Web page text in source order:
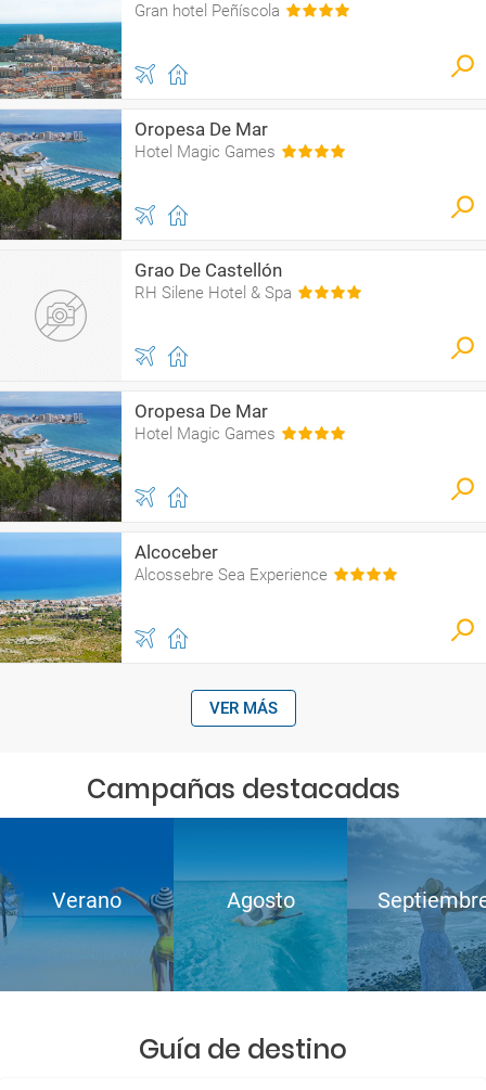
Gran hotel Peñíscola
Oropesa De Mar
Hotel Magic Games
Grao De Castellón
RH Silene Hotel & Spa
Oropesa De Mar
Hotel Magic Games
Alcoceber
Alcossebre Sea Experience
VER MÁS
Campañas destacadas
Verano Agosto
Guía de destino